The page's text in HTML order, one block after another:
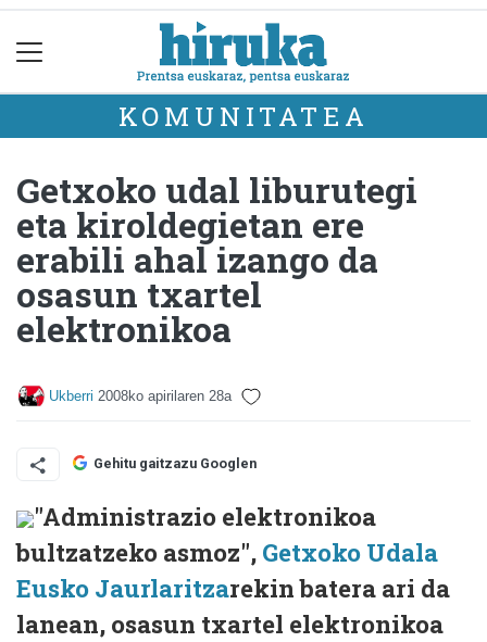
KOMUNITATEA
Getxoko udal liburutegi
eta kiroldegietan ere
erabili ahal izango da
osasun txartel
elektronikoa
Ukberri 2008ko apirilaren 28a
Gehitu gaitzazu Googlen
"Administrazio elektronikoa
bultzatzeko asmoz", Getxoko Udala
Eusko Jaurlaritzarekin batera ari da
lanean, osasun txartel elektronikoa